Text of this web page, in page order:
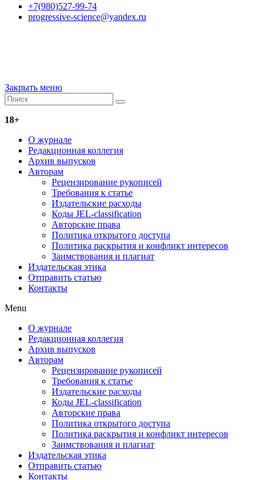
+7(980)527-99-74
progressive-science@yandex.ru
Закрыть меню
18+
О журнале
Редакционная коллегия
Архив выпусков
Авторам
Рецензирование рукописей
Требования к статье
Издательские расходы
Коды JEL-classification
Авторские права
Политика открытого доступа
Политика раскрытия и конфликт интересов
Заимствования и плагиат
Издательская этика
Отправить статью
Контакты
Menu
О журнале
Редакционная коллегия
Архив выпусков
Авторам
Рецензирование рукописей
Требования к статье
Издательские расходы
Коды JEL-classification
Авторские права
Политика открытого доступа
Политика раскрытия и конфликт интересов
Заимствования и плагиат
Издательская этика
Отправить статью
Контакты